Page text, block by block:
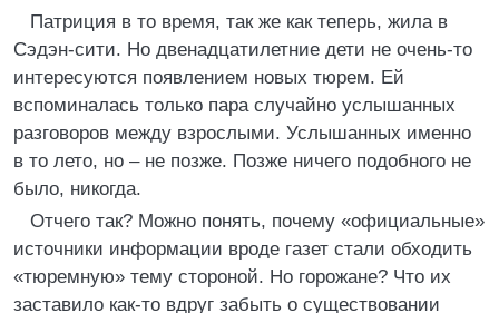
Патриция в то время, так же как теперь, жила в
Сэдэн-сити. Но двенадцатилетние дети не очень-то
интересуются появлением новых тюрем. Ей
вспоминалась только пара случайно услышанных
разговоров между взрослыми. Услышанных именно
в то лето, но – не позже. Позже ничего подобного не
было, никогда.
Отчего так? Можно понять, почему «официальные»
источники информации вроде газет стали обходить
«тюремную» тему стороной. Но горожане? Что их
заставило как-то вдруг забыть о существовании